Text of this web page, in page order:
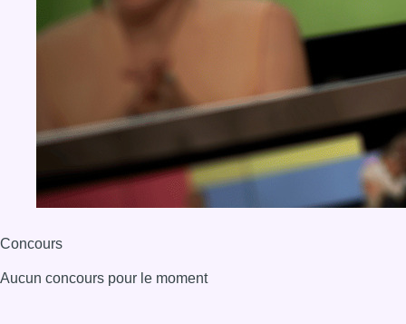
Concours
Aucun concours pour le moment